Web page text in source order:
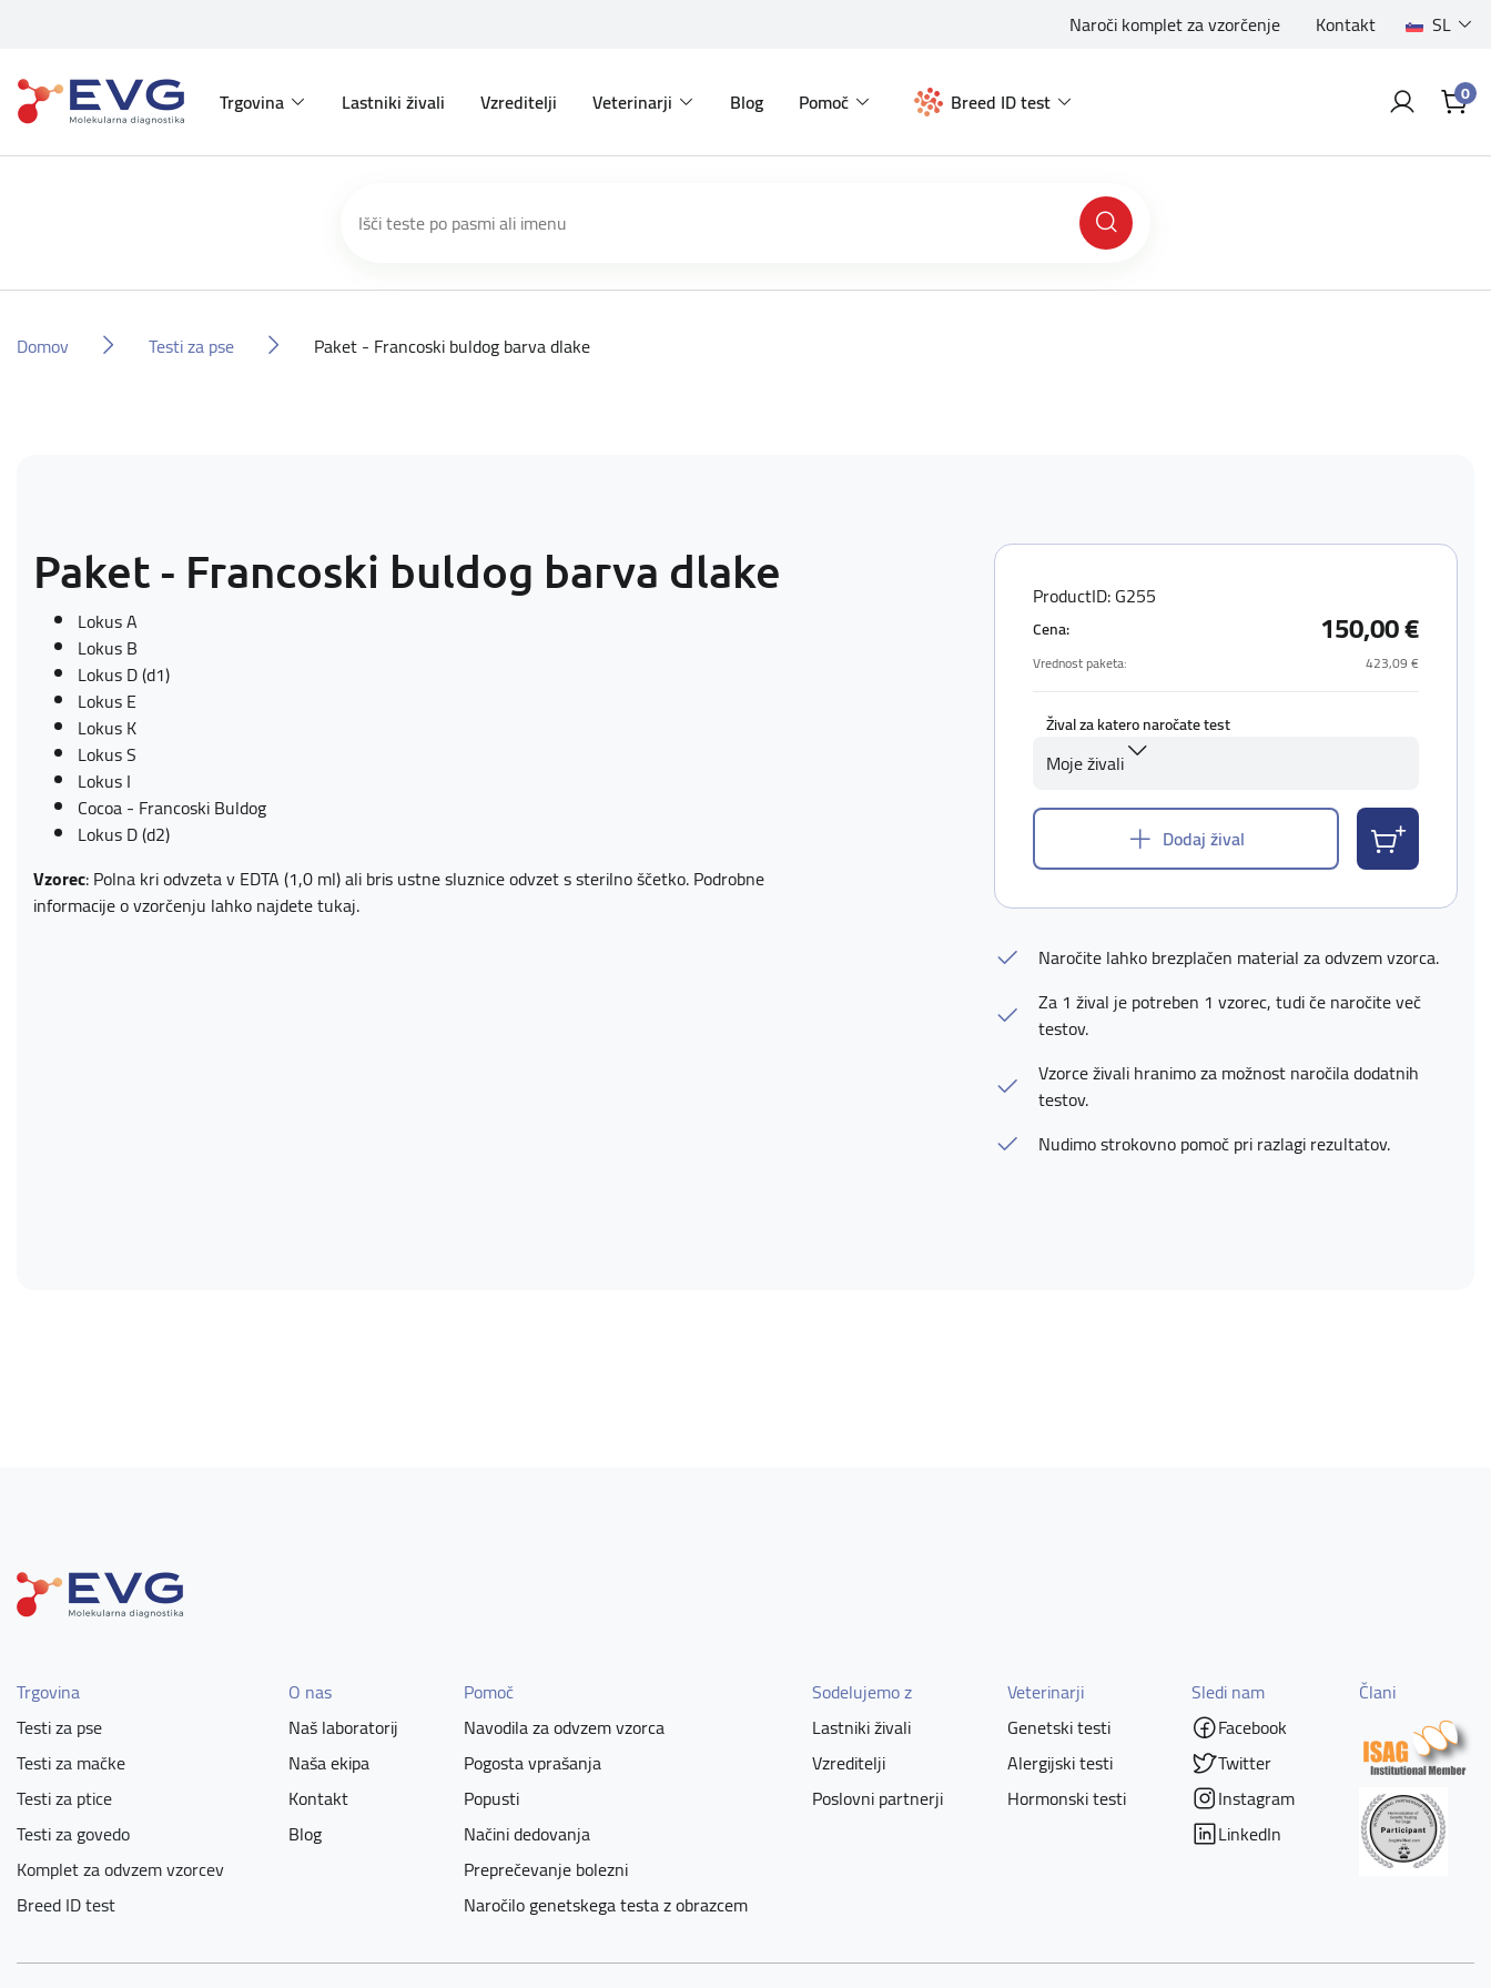
Naroči komplet za vzorčenje Kontakt SL
Trgovina Lastniki živali Vzreditelji Veterinarji Blog Pomoč Breed ID test 0
Domov Testi za pse Paket - Francoski buldog barva dlake
Paket - Francoski buldog barva dlake
Lokus A
Lokus B
Lokus D (d1)
Lokus E
Lokus K
Lokus S
Lokus I
Cocoa - Francoski Buldog
Lokus D (d2)
Vzorec: Polna kri odvzeta v EDTA (1,0 ml) ali bris ustne sluznice odvzet s sterilno ščetko. Podrobne
informacije o vzorčenju lahko najdetetukaj.
ProductID: G255
Cena: 150,00 €
Vrednost paketa: 423,09 €
Žival za katero naročate test
Moje živali
Dodaj žival
Naročite lahko brezplačen material za odvzem vzorca.
Za 1 žival je potreben 1 vzorec, tudi če naročite več
testov.
Vzorce živali hranimo za možnost naročila dodatnih
testov.
Nudimo strokovno pomoč pri razlagi rezultatov.
Trgovina
Testi za pse
Testi za mačke
Testi za ptice
Testi za govedo
Komplet za odvzem vzorcev
Breed ID test
O nas
Naš laboratorij
Naša ekipa
Kontakt
Blog
Pomoč
Navodila za odvzem vzorca
Pogosta vprašanja
Popusti
Načini dedovanja
Preprečevanje bolezni
Naročilo genetskega testa z obrazcem
Sodelujemo z
Lastniki živali
Vzreditelji
Poslovni partnerji
Veterinarji
Genetski testi
Alergijski testi
Hormonski testi
Sledi nam
Facebook
Twitter
Instagram
LinkedIn
Člani